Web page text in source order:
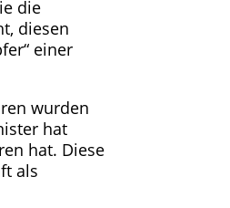
die
diesen
einer
wurden
hat
hat. Diese
als